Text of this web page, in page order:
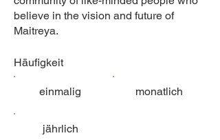
believe in the vision and future of
Maitreya.
Häufigkeit
einmalig monatlich
jährlich